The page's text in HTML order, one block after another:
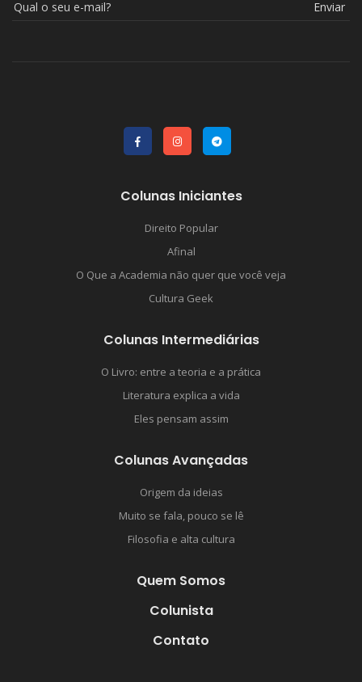
Enviar
Colunas Iniciantes
Direito Popular
Afinal
O Que a Academia não quer que você veja
Cultura Geek
Colunas Intermediárias
O Livro: entre a teoria e a prática
Literatura explica a vida
Eles pensam assim
Colunas Avançadas
Origem da ideias
Muito se fala, pouco se lê
Filosofia e alta cultura
Quem Somos
Colunista
Contato